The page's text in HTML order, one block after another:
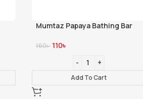
Mumtaz Papaya Bathing Bar
160৳ 110৳
Add To Cart